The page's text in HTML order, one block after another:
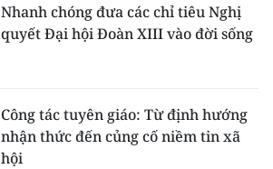
Nhanh chóng đưa các chỉ tiêu Nghị
quyết Đại hội Đoàn XIII vào đời sống
Công tác tuyên giáo: Từ định hướng
nhận thức đến củng cố niềm tin xã
hội